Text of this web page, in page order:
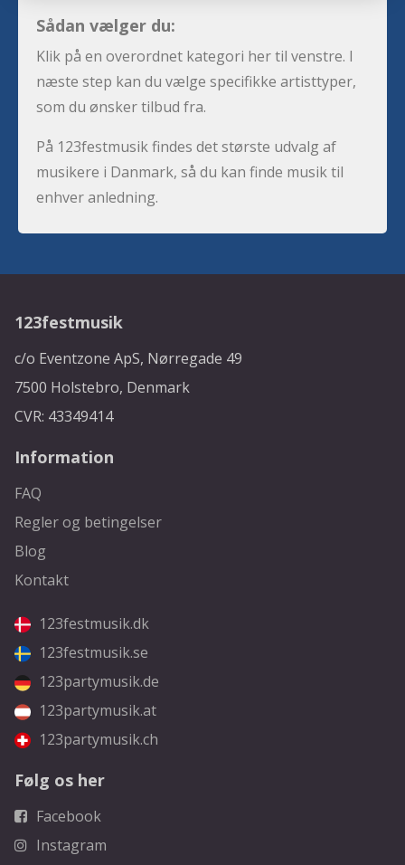
Sådan vælger du:
Klik på en overordnet kategori her til venstre. I
næste step kan du vælge specifikke artisttyper,
som du ønsker tilbud fra.
På 123festmusik findes det største udvalg af
musikere i Danmark, så du kan finde musik til
enhver anledning.
123festmusik
c/o Eventzone ApS, Nørregade 49
7500 Holstebro, Denmark
CVR: 43349414
Information
FAQ
Regler og betingelser
Blog
Kontakt
123festmusik.dk
123festmusik.se
123partymusik.de
123partymusik.at
123partymusik.ch
Følg os her
Facebook
Instagram